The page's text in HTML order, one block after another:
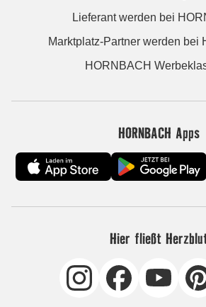
Lieferant werden bei
Marktplatz-Partner werden bei
HORNBACH
HORNBACH Apps
Hier fließt